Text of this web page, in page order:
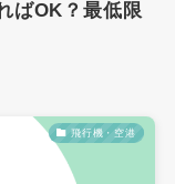
ばOK？最低限
飛行機・空港